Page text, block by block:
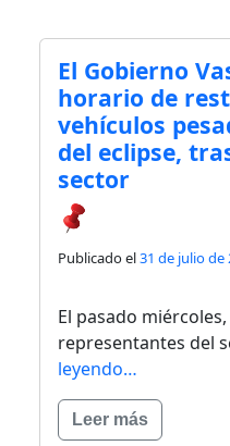
El Gobierno
horario de
vehículos
del eclipse,
sector
Publicado el31 de julio de
El pasado
representantes del
leyendo…
Leer más